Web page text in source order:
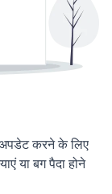
करने के लिए
या बग पैदा होने